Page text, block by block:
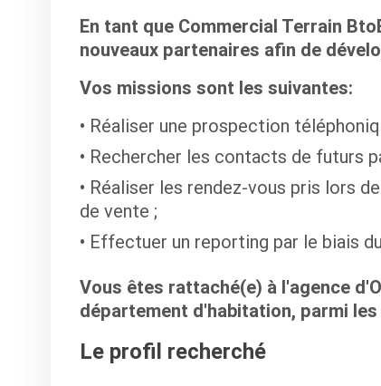
En tant que Commercial Terrain
nouveaux partenaires afin de
Vos missions sont les suivantes:
Réaliser une prospection
Rechercher les contacts de futurs
Réaliser les rendez-vous pris lors
de vente ;
Effectuer un reporting par le biais
Vous êtes rattaché(e) à l'agence
département d'habitation, parmi les
Le profil recherché